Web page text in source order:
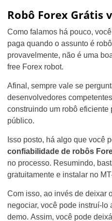
Robô Forex Grátis
Como falamos há pouco,
paga quando o assunto é
provavelmente, não é uma
free Forex robot.
Afinal, sempre vale se
desenvolvedores
construindo um robô eficiente
público.
Isso posto, há algo que você
confiabilidade de robôs
no processo. Resumindo,
gratuitamente e instalar no
Com isso, ao invés de deixar
negociar, você pode instruí-lo
demo. Assim, você pode